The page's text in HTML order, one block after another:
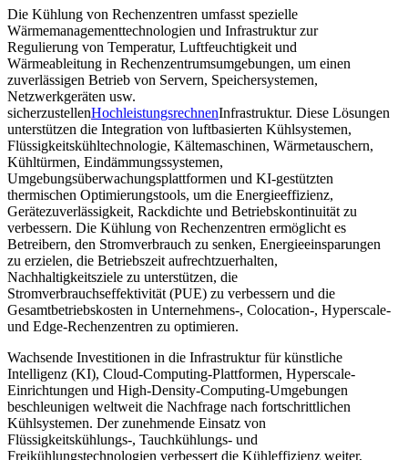
Die Kühlung von Rechenzentren umfasst spezielle
Wärmemanagementtechnologien und Infrastruktur zur
Regulierung von Temperatur, Luftfeuchtigkeit und
Wärmeableitung in Rechenzentrumsumgebungen, um einen
zuverlässigen Betrieb von Servern, Speichersystemen,
Netzwerkgeräten usw.
sicherzustellenHochleistungsrechnenInfrastruktur. Diese Lösungen
unterstützen die Integration von luftbasierten Kühlsystemen,
Flüssigkeitskühltechnologie, Kältemaschinen, Wärmetauschern,
Kühltürmen, Eindämmungssystemen,
Umgebungsüberwachungsplattformen und KI-gestützten
thermischen Optimierungstools, um die Energieeffizienz,
Gerätezuverlässigkeit, Rackdichte und Betriebskontinuität zu
verbessern. Die Kühlung von Rechenzentren ermöglicht es
Betreibern, den Stromverbrauch zu senken, Energieeinsparungen
zu erzielen, die Betriebszeit aufrechtzuerhalten,
Nachhaltigkeitsziele zu unterstützen, die
Stromverbrauchseffektivität (PUE) zu verbessern und die
Gesamtbetriebskosten in Unternehmens-, Colocation-, Hyperscale-
und Edge-Rechenzentren zu optimieren.
Wachsende Investitionen in die Infrastruktur für künstliche
Intelligenz (KI), Cloud-Computing-Plattformen, Hyperscale-
Einrichtungen und High-Density-Computing-Umgebungen
beschleunigen weltweit die Nachfrage nach fortschrittlichen
Kühlsystemen. Der zunehmende Einsatz von
Flüssigkeitskühlungs-, Tauchkühlungs- und
Freikühlungstechnologien verbessert die Kühleffizienz weiter,